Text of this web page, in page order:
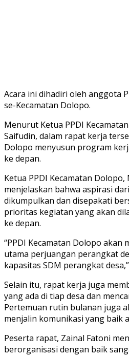
Acara ini dihadiri oleh anggota
se-Kecamatan Dolopo.
Menurut Ketua PPDI
Saifudin, dalam rapat kerja
Dolopo menyusun program
ke depan.
Ketua PPDI Kecamatan
menjelaskan bahwa aspirasi
dikumpulkan dan disepakati
prioritas kegiatan yang akan
ke depan.
“PPDI Kecamatan Dolopo
utama perjuangan perangkat
kapasitas SDM perangkat
Selain itu, rapat kerja juga
yang ada di tiap desa dan
Pertemuan rutin bulanan juga
menjalin komunikasi yang baik
Peserta rapat, Zainal Fatoni
berorganisasi dengan baik